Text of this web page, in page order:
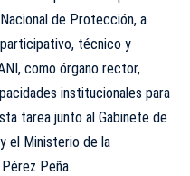
de Protección, a
técnico y
como órgano rector,
institucionales para
tarea junto al Gabinete de
el Ministerio de la
Peña.